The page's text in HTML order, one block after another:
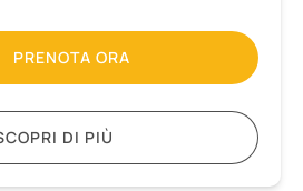
PRENOTA ORA
DI PIÙ